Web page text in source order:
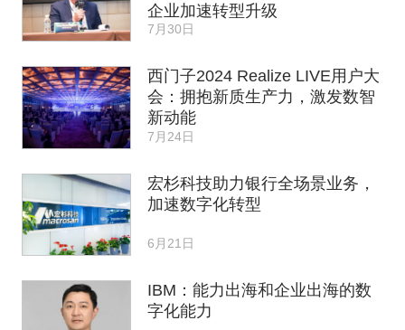
企业加速转型升级
7月30日
西门子2024 Realize LIVE用户大
会：拥抱新质生产力，激发数智
新动能
7月24日
宏杉科技助力银行全场景业务，
加速数字化转型
6月21日
IBM：能力出海和企业出海的数
字化能力